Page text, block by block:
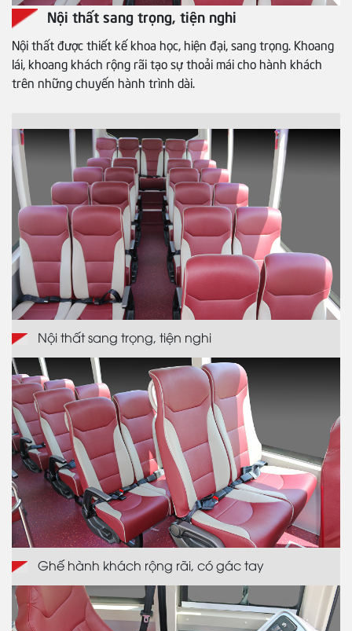
Nội thất sang trọng, tiện nghi
Nội thất được thiết kế khoa học, hiện đại, sang trọng. Khoang
lái, khoang khách rộng rãi tạo sự thoải mái cho hành khách
trên những chuyến hành trình dài.
Nội thất sang trọng, tiện nghi
Ghế hành khách rộng rãi, có gác tay